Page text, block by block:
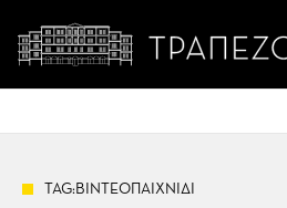
TAG:ΒΙΝΤΕΟΠΑΙΧΝΙΔΙ